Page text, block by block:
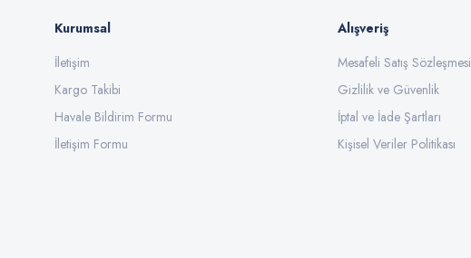
Kurumsal
İletişim
Kargo Takibi
Havale Bildirim Formu
İletişim Formu
Alışveriş
Mesafeli Satış Sözleşmesi
Gizlilik ve Güvenlik
İptal ve İade Şartları
Kişisel Veriler Politikası